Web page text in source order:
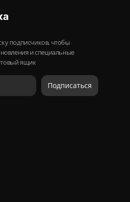
подписчиков, чтобы
и специальные
ящик
Подписаться